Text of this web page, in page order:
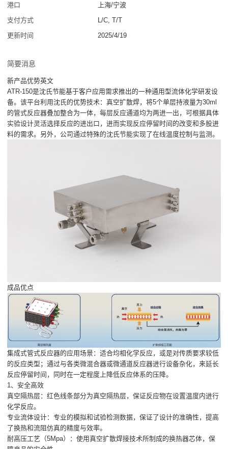
港口
上海/宁波
支付方式
L/C, T/T
更新时间
2025/4/19
简要消息
新产品优势英文
ATR-150是沈氏节能基于客户应用需求推出的一种通用型流体化学研发设
备。该平台利用沈氏的优势技术：真空扩散焊，将5个单层持液量为30ml
的管式反应器叠加整合为一体，每层反应通道均为两进一出，可根据具体
实验设计灵活选择反应的进出口，进而实现反应停留时间的改变和多股进
料的需求。另外，公司通过特殊的沈氏节能实现了在线温度控制与监测。
成品优点
集成式管式反应器的应用场景：适合均相化学反应，或是对传质要求较低
的反应类型；通过与各类微混合器或微通道反应器进行设备杂化，来延长
反应停留时间，同时在一定程度上降低反应体系的压降。
1、安全高效
真空隔热层：红色线条部分为真空隔热层，保证反应物在设置温度内进行
化学反应。
专业流体设计：专业的模拟和试验检测数据，保证了设计的准确性，提高
了换热和流阻仿真的精度与效率。
耐高压工艺（5Mpa）：使用真空扩散焊接技术所制成的换热器芯体，保